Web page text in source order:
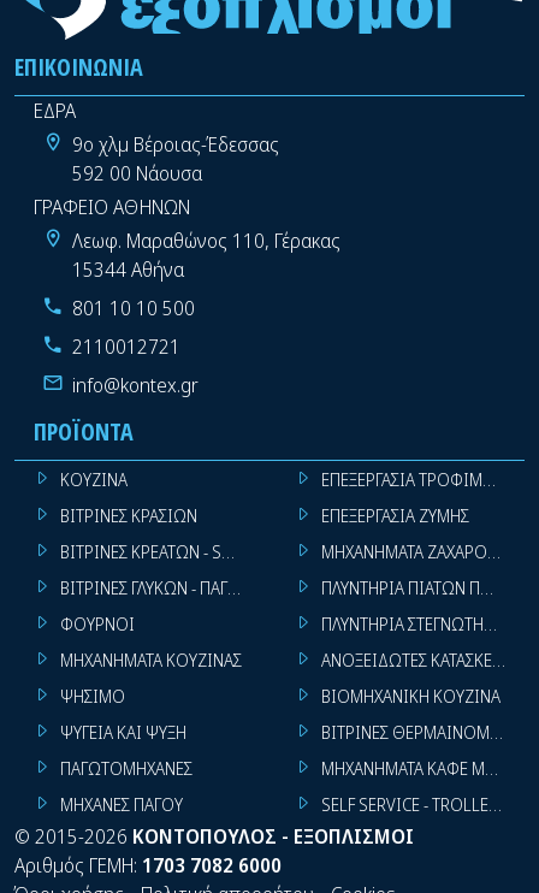
ΕΠΙΚΟΙΝΩΝΊΑ
ΕΔΡΑ
9ο χλμ Βέροιας-Έδεσσας
592 00 Νάουσα
ΓΡΑΦΕΙΟ ΑΘΗΝΩΝ
Λεωφ. Μαραθώνος 110, Γέρακας
15344 Αθήνα
801 10 10 500
2110012721
info@kontex.gr
ΠΡΟΪΌΝΤΑ
ΚΟΥΖΙΝΑ
ΒΙΤΡΙΝΕΣ ΚΡΑΣΙΩΝ
ΒΙΤΡΙΝΕΣ ΚΡΕΑΤΩΝ - SUPER MARKET
ΒΙΤΡΙΝΕΣ ΓΛΥΚΩΝ - ΠΑΓΩΤΩΝ
ΦΟΥΡΝΟΙ
ΜΗΧΑΝΗΜΑΤΑ ΚΟΥΖΙΝΑΣ
ΨΗΣΙΜΟ
ΨΥΓΕΙΑ ΚΑΙ ΨΥΞΗ
ΠΑΓΩΤΟΜΗΧΑΝΕΣ
ΜΗΧΑΝΕΣ ΠΑΓΟΥ
ΕΠΕΞΕΡΓΑΣΙΑ ΤΡΟΦΙΜΩΝ
ΕΠΕΞΕΡΓΑΣΙΑ ΖΥΜΗΣ
ΜΗΧΑΝΗΜΑΤΑ
ΠΛΥΝΤΗΡΙΑ ΠΙΑΤΩΝ
ΠΛΥΝΤΗΡΙΑ ΣΤΕΓΝΩΤΗΡΙΑ
ΑΝΟΞΕΙΔΩΤΕΣ ΚΑΤΑΣΚΕΥΕΣ
ΒΙΟΜΗΧΑΝΙΚΗ ΚΟΥΖΙΝΑ
ΒΙΤΡΙΝΕΣ ΘΕΡΜΑΙΝΟΜΕΝΕΣ
ΜΗΧΑΝΗΜΑΤΑ ΚΑΦΕ ΜΠΑΡ
SELF SERVICE - TROLLEY -
© 2015-2026 ΚΟΝΤΟΠΟΥΛΟΣ - ΕΞΟΠΛΙΣΜΟΙ
Αριθμός ΓΕΜΗ: 1703 7082 6000